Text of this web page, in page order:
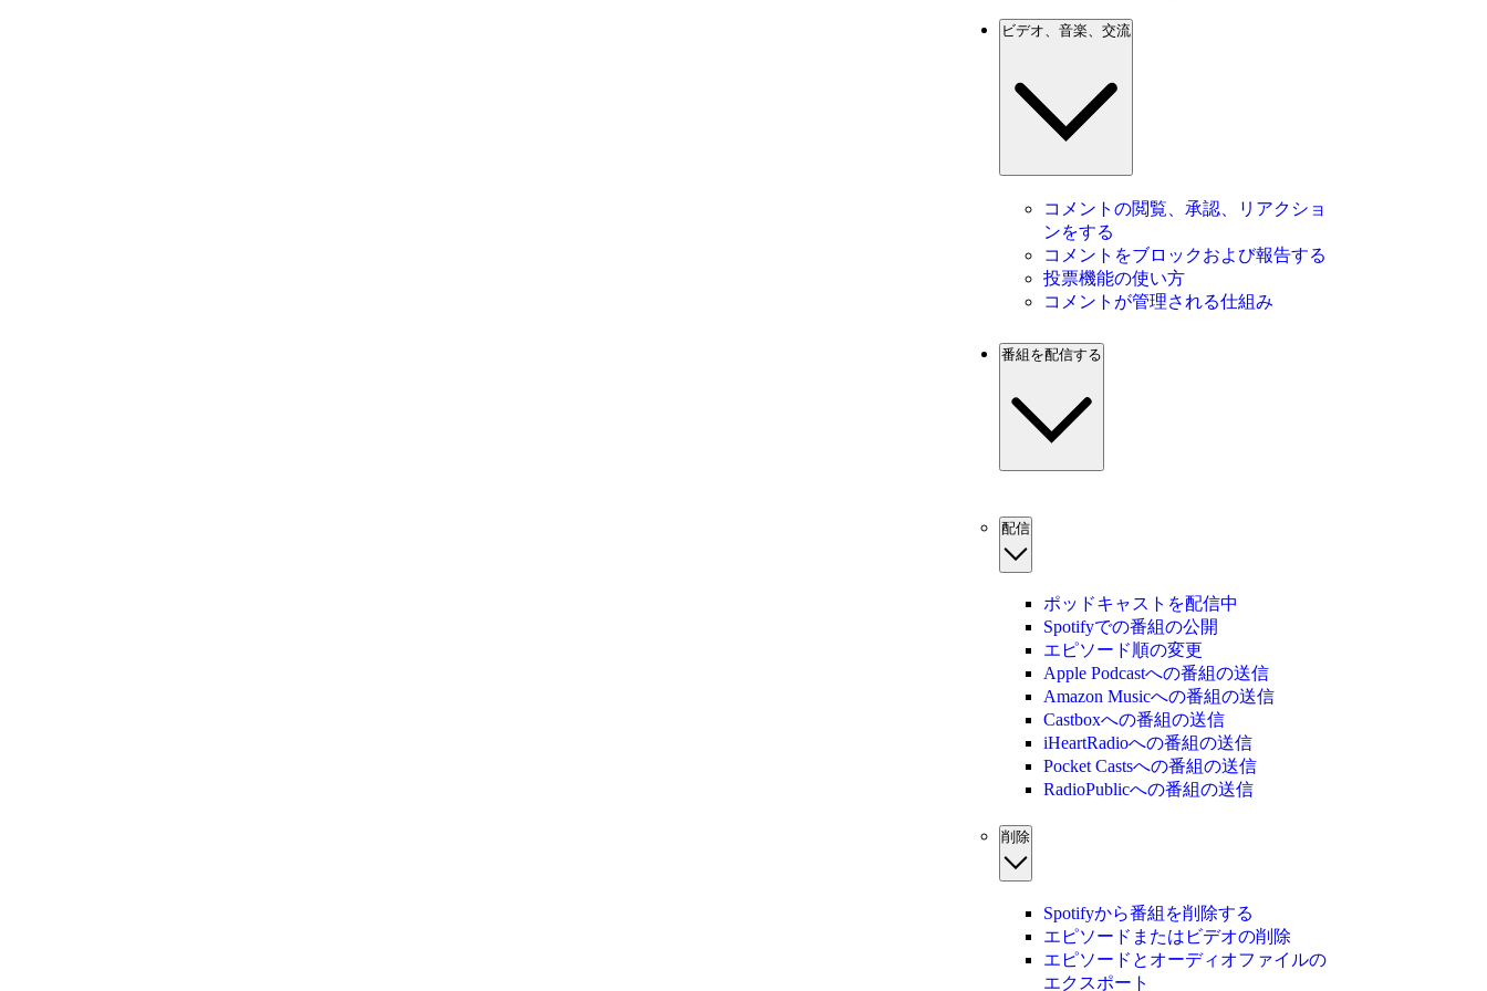
ビデオ、音楽、交流
コメントの閲覧、承認、リアクショ
ンをする
コメントをブロックおよび報告する
投票機能の使い方
コメントが管理される仕組み
番組を配信する
配信
ポッドキャストを配信中
Spotifyでの番組の公開
エピソード順の変更
Apple Podcastへの番組の送信
Amazon Musicへの番組の送信
Castboxへの番組の送信
iHeartRadioへの番組の送信
Pocket Castsへの番組の送信
RadioPublicへの番組の送信
削除
Spotifyから番組を削除する
エピソードまたはビデオの削除
エピソードとオーディオファイルの
エクスポート